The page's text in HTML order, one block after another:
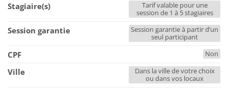
Stagiaire(s)
Tarif valable pour une
session de 1 à 5 stagiaires
Session garantie
Session garantie à partir d’un
seul participant
CPF Non
Ville
Dans la ville de votre choix
ou dans vos locaux